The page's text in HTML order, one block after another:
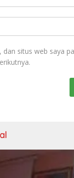
dan situs web saya